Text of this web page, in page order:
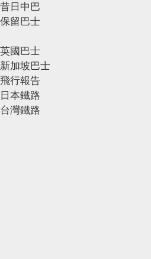
昔日中巴
保留巴士
英國巴士
新加坡巴士
飛行報告
日本鐵路
台灣鐵路